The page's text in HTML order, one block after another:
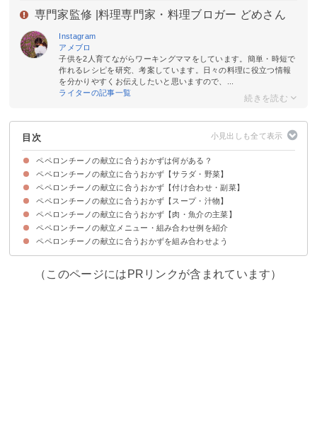
専門家監修 | 料理専門家・料理ブロガー どめさん
Instagram
アメブロ
子供を2人育てながらワーキングママをしています。簡単・時短で
作れるレシピを研究、考案しています。日々の料理に役立つ情報
を分かりやすくお伝えしたいと思いますので、...
ライターの記事一覧
目次
ペペロンチーノの献立に合うおかずは何がある？
ペペロンチーノの献立に合うおかず【サラダ・野菜】
①ベビーリーフサラダ
②海老とブロッコリーのマスタードマヨサラダ
③水菜とにんじんとしめじのサラダ
④トマトのマリネ
⑤カプレーゼ
⑥シーザーサラダ
⑦生ハムのサラダ
ペペロンチーノの献立に合うおかず【付け合わせ・副菜】
①ベーコンのアスパラ巻き
②ブルスケッタ
③ホタテとサーモンのレモンカルパッチョ
④ピンチョス
⑤ポテトコロッケ
ペペロンチーノの献立に合うおかず【スープ・汁物】
①ミネストローネ
②ビシソワーズ
③かぼちゃスープ
④根菜スープ
⑤ほうれん草と卵のスープ
ペペロンチーノの献立に合うおかず【肉・魚介の主菜】
①アクアパッツァ
②エビフリッター
③鶏肉のマカロニグラタン
④ラザニア
⑤あさりのバター酒蒸し
⑥白身魚のムニエル
⑦ガーリックチキン
⑧ミートローフ
ペペロンチーノの献立メニュー・組み合わせ例を紹介
献立メニュー①
献立メニュー②
献立メニュー③
ペペロンチーノの献立に合うおかずを組み合わせよう
（このページにはPRリンクが含まれています）